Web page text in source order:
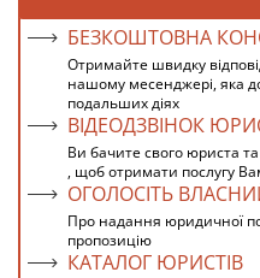
БЕЗКОШТОВНА
Отримайте швидку
нашому месенджері, яка
подальших діях
ВІДЕОДЗВІНОК
Ви бачите свого юриста
, щоб отримати послугу
ОГОЛОСІТЬ
Про надання юридичної
пропозицію
КАТАЛОГ ЮРИСТІВ